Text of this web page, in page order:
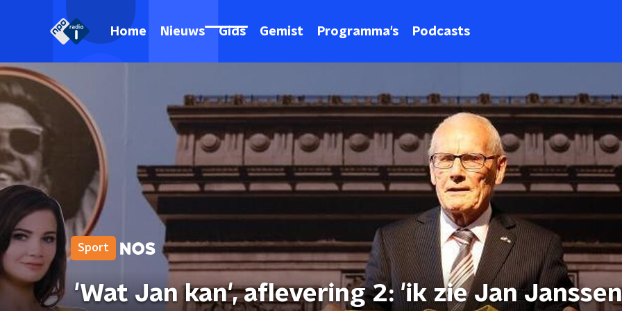
Home Nieuws Gids Gemist Programma's Podcasts
Sport
'Wat Jan kan', aflevering 2: 'ik zie Jan